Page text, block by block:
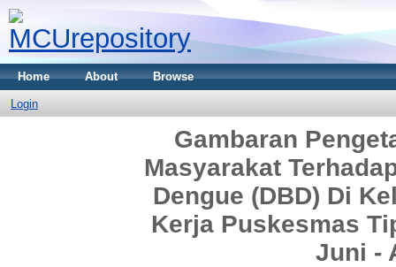
Home About Browse
Login
Gambaran
Masyarakat
Dengue (DBD) Di
Kerja Puskesmas
Juni -